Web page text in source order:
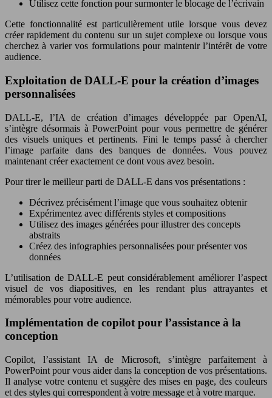
Utilisez cette fonction pour surmonter le blocage de l’écrivain
Cette fonctionnalité est particulièrement utile lorsque vous devez
créer rapidement du contenu sur un sujet complexe ou lorsque vous
cherchez à varier vos formulations pour maintenir l’intérêt de votre
audience.
Exploitation de DALL-E pour la création d’images
personnalisées
DALL-E, l’IA de création d’images développée par OpenAI,
s’intègre désormais à PowerPoint pour vous permettre de générer
des visuels uniques et pertinents. Fini le temps passé à chercher
l’image parfaite dans des banques de données. Vous pouvez
maintenant créer exactement ce dont vous avez besoin.
Pour tirer le meilleur parti de DALL-E dans vos présentations :
Décrivez précisément l’image que vous souhaitez obtenir
Expérimentez avec différents styles et compositions
Utilisez des images générées pour illustrer des concepts
abstraits
Créez des infographies personnalisées pour présenter vos
données
L’utilisation de DALL-E peut considérablement améliorer l’aspect
visuel de vos diapositives, en les rendant plus attrayantes et
mémorables pour votre audience.
Implémentation de copilot pour l’assistance à la
conception
Copilot, l’assistant IA de Microsoft, s’intègre parfaitement à
PowerPoint pour vous aider dans la conception de vos présentations.
Il analyse votre contenu et suggère des mises en page, des couleurs
et des styles qui correspondent à votre message et à votre marque.